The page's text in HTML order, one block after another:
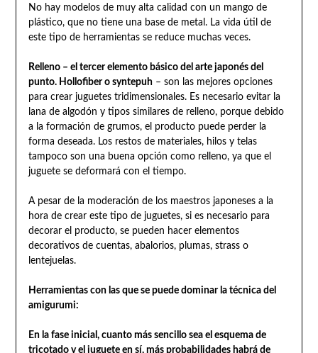
No hay modelos de muy alta calidad con un mango de
plástico, que no tiene una base de metal. La vida útil de
este tipo de herramientas se reduce muchas veces.
Relleno – el tercer elemento básico del arte japonés del
punto. Hollofiber o syntepuh– son las mejores opciones
para crear juguetes tridimensionales. Es necesario evitar la
lana de algodón y tipos similares de relleno, porque debido
a la formación de grumos, el producto puede perder la
forma deseada. Los restos de materiales, hilos y telas
tampoco son una buena opción como relleno, ya que el
juguete se deformará con el tiempo.
A pesar de la moderación de los maestros japoneses a la
hora de crear este tipo de juguetes, si es necesario para
decorar el producto, se pueden hacer elementos
decorativos de cuentas, abalorios, plumas, strass o
lentejuelas.
Herramientas con las que se puede dominar la técnica del
amigurumi:
En la fase inicial, cuanto más sencillo sea el esquema de
tricotado y el juguete en sí, más probabilidades habrá de